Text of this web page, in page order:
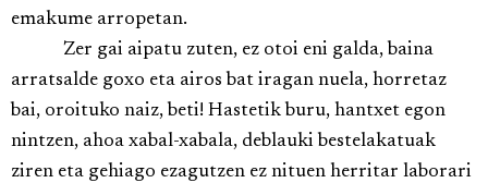
emakume arropetan.
Zer gai aipatu zuten, ez otoi eni galda, baina
arratsalde goxo eta airos bat iragan nuela, horretaz
bai, oroituko naiz, beti! Hastetik buru, hantxet egon
nintzen, ahoa xabal-xabala, deblauki bestelakatuak
ziren eta gehiago ezagutzen ez nituen herritar laborari